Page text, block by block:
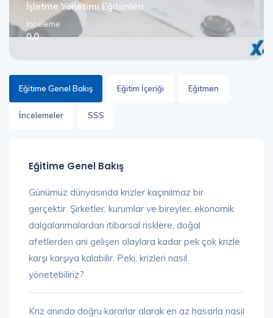
İşletme Yönetimi Eğitimleri
İnceleme
0.0
Eğitime Genel Bakış Eğitim İçeriği Eğitmen
İncelemeler SSS
Eğitime Genel Bakış
Günümüz dünyasında krizler kaçınılmaz bir
gerçektir. Şirketler, kurumlar ve bireyler, ekonomik
dalgalanmalardan itibarsal risklere, doğal
afetlerden ani gelişen olaylara kadar pek çok krizle
karşı karşıya kalabilir. Peki, krizleri nasıl
yönetebiliriz?
Kriz anında doğru kararlar alarak en az hasarla nasıl